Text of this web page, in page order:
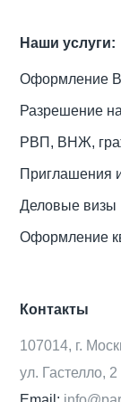
Наши услуги:
Оформление
Разрешение
РВП, ВНЖ,
Приглашения
Деловые визы
Оформление
Контакты
107014, г.
ул. Гастелло, 2